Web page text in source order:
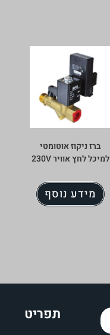
ברז ניקוז אוטומטי
למיכל לחץ אוויר 230V
מידע נוסף
תפריט